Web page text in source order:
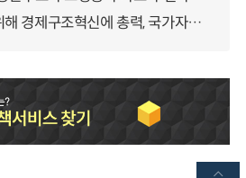
잠재성장률 반등을 위해 경제구조혁신에 총력, 국가자산 관리체계 대전환